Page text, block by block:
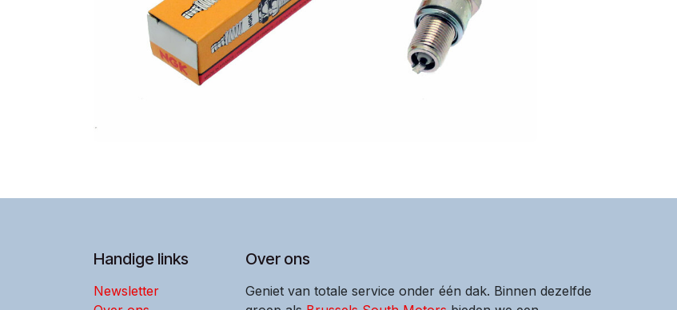
Handige links
Newsletter
Over ons
Geniet van totale service onder één dak. Binnen dezelfde